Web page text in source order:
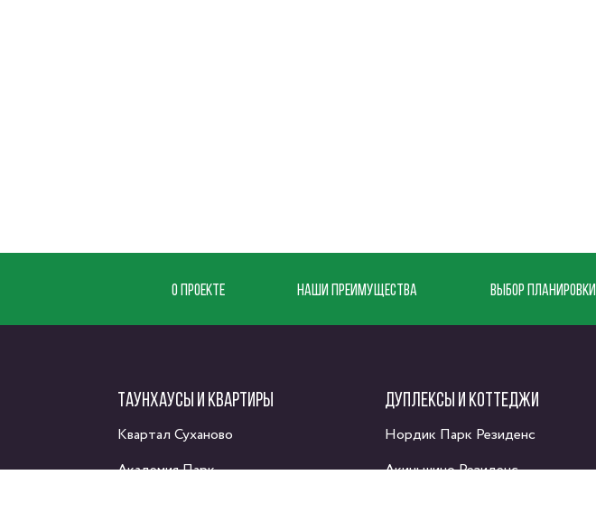
О ПРОЕКТЕ НАШИ ПРЕИМУЩЕСТВА ВЫБОР ПЛАНИРОВКИ
ТАУНХАУСЫ И КВАРТИРЫ
Квартал Суханово
Академия Парк
ДУПЛЕКСЫ И КОТТЕДЖИ
Нордик Парк Резиденс
Акиньшино Резиденс